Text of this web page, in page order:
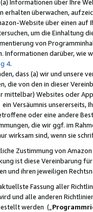
Informationen über Ihre
überwachen,
Website über einen
um die Einhaltung
von
darüber, wie
4.
dass (a) wir und
die von den in dieser
Websites oder
Versäumnis unsererseits,
oder eine andere
die wir ggf. im
wirksam sind, wenn sie
Zustimmung von
ist diese Vereinbarung
und ihren jeweiligen
Fassung aller
und alle anderen
werden („